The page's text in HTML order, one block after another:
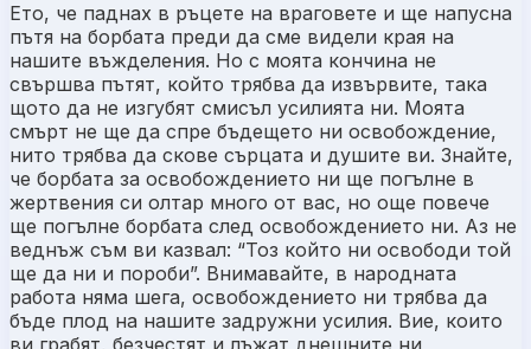
Ето, че паднах в ръцете на враговете и ще напусна
пътя на борбата преди да сме видели края на
нашите въжделения. Но с моята кончина не
свършва пътят, който трябва да извървите, така
щото да не изгубят смисъл усилията ни. Моята
смърт не ще да спре бъдещето ни освобождение,
нито трябва да скове сърцата и душите ви. Знайте,
че борбата за освобождението ни ще погълне в
жертвения си олтар много от вас, но още повече
ще погълне борбата след освобождението ни. Аз не
веднъж съм ви казвал: “Тоз който ни освободи той
ще да ни и пороби”. Внимавайте, в народната
работа няма шега, освобождението ни трябва да
бъде плод на нашите задружни усилия. Вие, които